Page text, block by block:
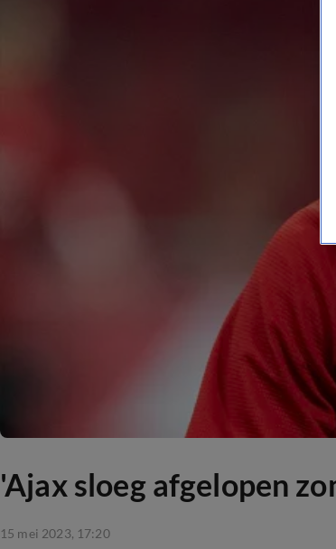
'Ajax sloeg afgelopen
15 mei 2023, 17:20